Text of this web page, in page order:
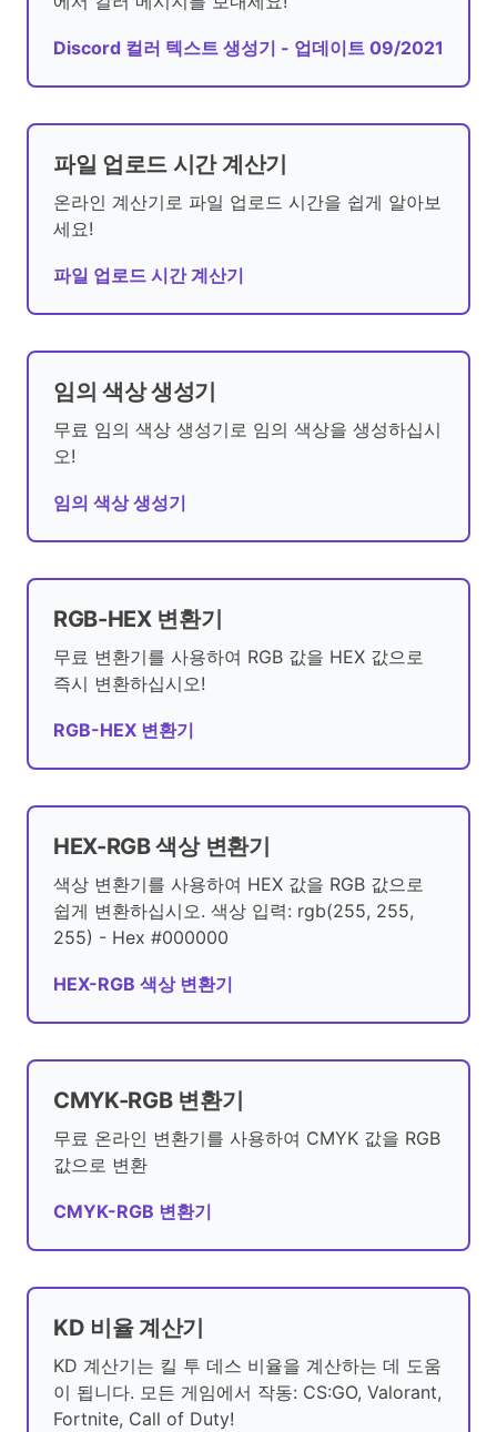
Discord 컬러 텍스트 생성기 - 업데이트 09/2021
파일 업로드 시간 계산기
온라인 계산기로 파일 업로드 시간을 쉽게 알아보
세요!
파일 업로드 시간 계산기
임의 색상 생성기
무료 임의 색상 생성기로 임의 색상을 생성하십시
오!
임의 색상 생성기
RGB-HEX 변환기
무료 변환기를 사용하여 RGB 값을 HEX 값으로
즉시 변환하십시오!
RGB-HEX 변환기
HEX-RGB 색상 변환기
색상 변환기를 사용하여 HEX 값을 RGB 값으로
쉽게 변환하십시오. 색상 입력: rgb(255, 255,
255) - Hex #000000
HEX-RGB 색상 변환기
CMYK-RGB 변환기
무료 온라인 변환기를 사용하여 CMYK 값을 RGB
값으로 변환
CMYK-RGB 변환기
KD 비율 계산기
KD 계산기는 킬 투 데스 비율을 계산하는 데 도움
이 됩니다. 모든 게임에서 작동: CS:GO, Valorant,
Fortnite, Call of Duty!